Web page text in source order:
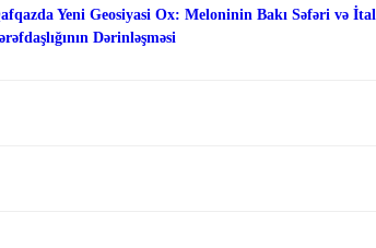
Yeni Geosiyasi Ox: Meloninin Bakı Səfəri və
Dərinləşməsi